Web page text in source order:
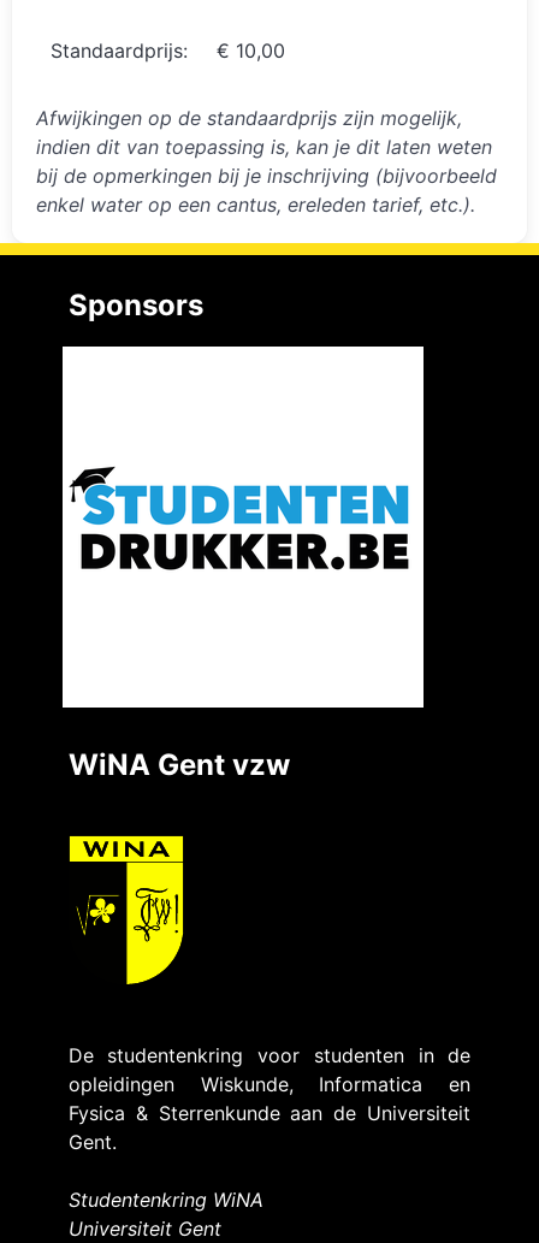
Standaardprijs: € 10,00
Afwijkingen op de standaardprijs zijn mogelijk,
indien dit van toepassing is, kan je dit laten weten
bij de opmerkingen bij je inschrijving (bijvoorbeeld
enkel water op een cantus, ereleden tarief, etc.).
Sponsors
WiNA Gent vzw
De studentenkring voor studenten in de
opleidingen Wiskunde, Informatica en
Fysica & Sterrenkunde aan de Universiteit
Gent.
Studentenkring WiNA
Universiteit Gent